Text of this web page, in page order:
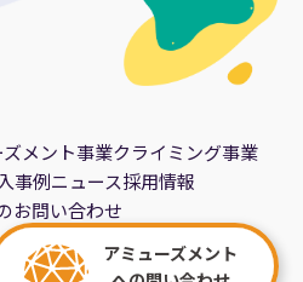
アミューズメント
ズメント事業クライミング事業
事例ニュース採用情報
お問い合わせ